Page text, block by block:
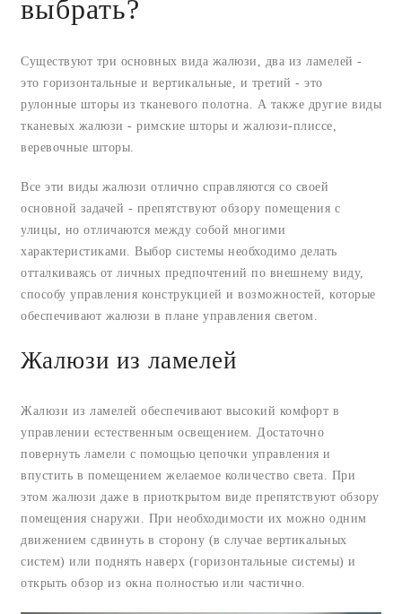
выбрать?
Существуют три основных вида жалюзи, два из ламелей -
это горизонтальные и вертикальные, и третий - это
рулонные шторы из тканевого полотна. А также другие виды
тканевых жалюзи - римские шторы и жалюзи-плиссе,
веревочные шторы.
Все эти виды жалюзи отлично справляются со своей
основной задачей - препятствуют обзору помещения с
улицы, но отличаются между собой многими
характеристиками. Выбор системы необходимо делать
отталкиваясь от личных предпочтений по внешнему виду,
способу управления конструкцией и возможностей, которые
обеспечивают жалюзи в плане управления светом.
Жалюзи из ламелей
Жалюзи из ламелей обеспечивают высокий комфорт в
управлении естественным освещением. Достаточно
повернуть ламели с помощью цепочки управления и
впустить в помещением желаемое количество света. При
этом жалюзи даже в приоткрытом виде препятствуют обзору
помещения снаружи. При необходимости их можно одним
движением сдвинуть в сторону (в случае вертикальных
систем) или поднять наверх (горизонтальные системы) и
открыть обзор из окна полностью или частично.